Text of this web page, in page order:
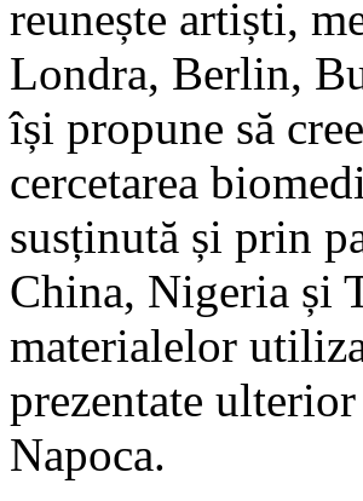
reunește artiști,
Londra, Berlin,
își propune să
cercetarea
susținută și prin
China, Nigeria și
materialelor
prezentate
Napoca.